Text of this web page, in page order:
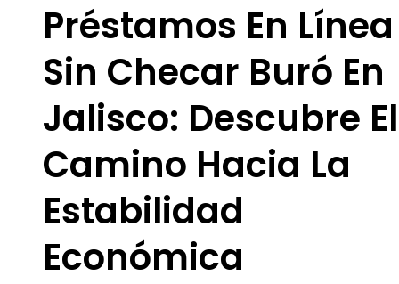
Préstamos En Línea
Sin Checar Buró En
Jalisco: Descubre El
Camino Hacia La
Estabilidad
Económica